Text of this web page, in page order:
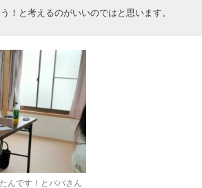
！と考えるのがいいのではと思います。
んです！とパパさん